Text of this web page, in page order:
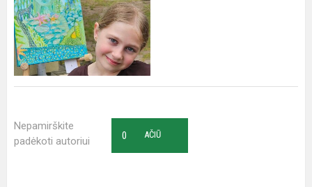
Nepamirškite
padėkoti autoriui
AČIŪ
0